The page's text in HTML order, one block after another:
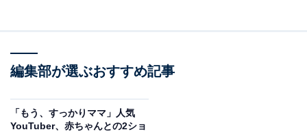
編集部が選ぶおすすめ記事
「もう、すっかりママ」人気
YouTuber、赤ちゃんとの2ショ